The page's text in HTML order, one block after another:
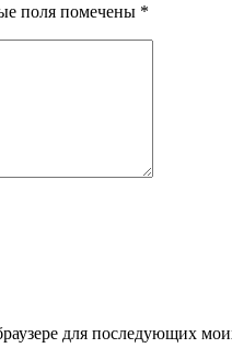
поля помечены *
для последующих